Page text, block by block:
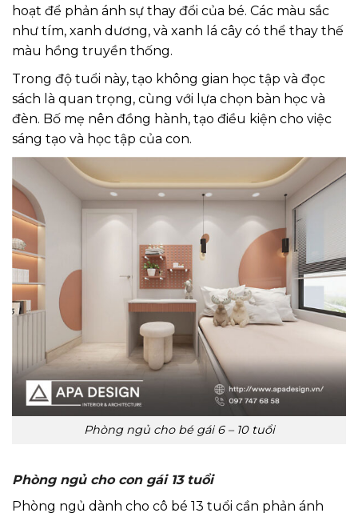
hoạt để phản ánh sự thay đổi của bé. Các màu sắc
như tím, xanh dương, và xanh lá cây có thể thay thế
màu hồng truyền thống.
Trong độ tuổi này, tạo không gian học tập và đọc
sách là quan trọng, cùng với lựa chọn bàn học và
đèn. Bố mẹ nên đồng hành, tạo điều kiện cho việc
sáng tạo và học tập của con.
Phòng ngủ cho bé gái 6 – 10 tuổi
Phòng ngủ cho con gái 13 tuổi
Phòng ngủ dành cho cô bé 13 tuổi cần phản ánh